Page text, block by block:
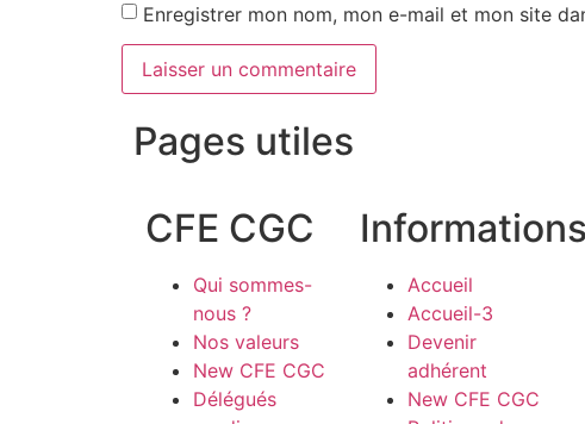
Enregistrer mon nom, mon e-mail et mon site
Pages utiles
CFE CGC
Qui sommes-
nous ?
Nos valeurs
New CFE CGC
Délégués
Informations
Accueil
Accueil-3
Devenir
adhérent
New CFE CGC